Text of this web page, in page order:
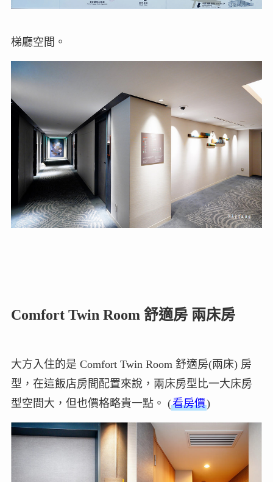
梯廳空間。
Comfort Twin Room 舒適房 兩床房
大方入住的是 Comfort Twin Room 舒適房(兩床) 房
型，在這飯店房間配置來說，兩床房型比一大床房
型空間大，但也價格略貴一點。 (看房價)